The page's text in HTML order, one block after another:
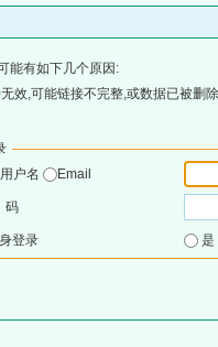
能有如下几个原因:
效,可能链接不完整,或数据已被删
用户名
Email
码
登录